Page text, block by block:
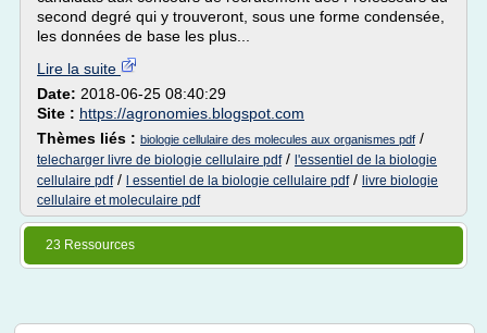
second degré qui y trouveront, sous une forme condensée,
les données de base les plus...
Lire la suite
Date: 2018-06-25 08:40:29
Site : https://agronomies.blogspot.com
Thèmes liés : biologie cellulaire des molecules aux organismes pdf /
telecharger livre de biologie cellulaire pdf/ l'essentiel de la biologie
cellulaire pdf/ l essentiel de la biologie cellulaire pdf/ livre biologie
cellulaire et moleculaire pdf
23 Ressources